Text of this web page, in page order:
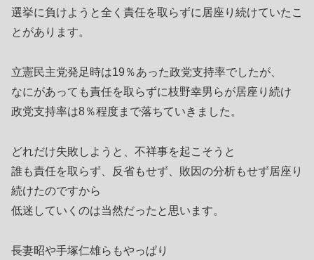
選挙に負けようと全く責任を取らずに居座り続けていたこ
とがあります。
立憲民主党発足時は19％あった政党支持率でしたが、
なにがあっても責任を取らずに枝野幸男らが居座り続け
政党支持率は8％程度まで落ちていきました。
どれだけ失敗しようと、不祥事を起こそうと
誰も責任を取らず、反省もせず、敗因の分析もせず居座り
続けたのですから
低迷していくのは当然だったと思います。
長妻昭や手塚仁雄らもやっぱり